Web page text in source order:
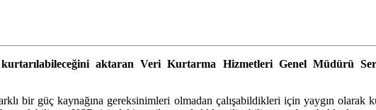
aktaranVeri Kurtarma HizmetleriGenel Müdürü
bir güç kaynağına gereksinimleri olmadan çalışabildikleri için yaygın olarak